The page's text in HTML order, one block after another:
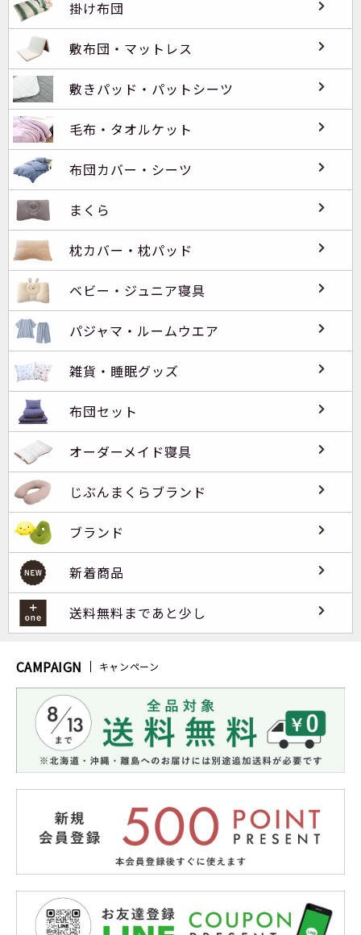
掛け布団
敷布団・マットレス
敷きパッド・パットシーツ
毛布・タオルケット
布団カバー・シーツ
まくら
枕カバー・枕パッド
ベビー・ジュニア寝具
パジャマ・ルームウエア
雑貨・睡眠グッズ
布団セット
オーダーメイド寝具
じぶんまくらブランド
ブランド
新着商品
送料無料まであと少し
CAMPAIGN キャンペーン